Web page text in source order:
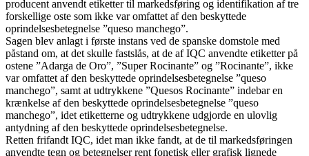
producent anvendt etiketter til markedsføring og identifikation af tre
forskellige oste som ikke var omfattet af den beskyttede
oprindelsesbetegnelse ”queso manchego”.
Sagen blev anlagt i første instans ved de spanske domstole med
påstand om, at det skulle fastslås, at de af IQC anvendte etiketter på
ostene ”Adarga de Oro”, ”Super Rocinante” og ”Rocinante”, ikke
var omfattet af den beskyttede oprindelsesbetegnelse ”queso
manchego”, samt at udtrykkene ”Quesos Rocinante” indebar en
krænkelse af den beskyttede oprindelsesbetegnelse ”queso
manchego”, idet etiketterne og udtrykkene udgjorde en ulovlig
antydning af den beskyttede oprindelsesbetegnelse.
Retten frifandt IQC, idet man ikke fandt, at de til markedsføringen
anvendte tegn og betegnelser rent fonetisk eller grafisk lignede